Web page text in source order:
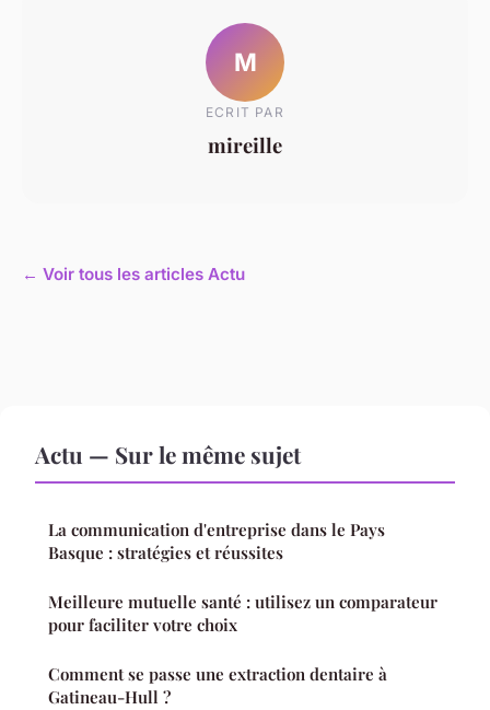
M
ECRIT PAR
mireille
← Voir tous les articles Actu
Actu — Sur le même sujet
La communication d'entreprise dans le Pays
Basque : stratégies et réussites
Meilleure mutuelle santé : utilisez un comparateur
pour faciliter votre choix
Comment se passe une extraction dentaire à
Gatineau-Hull ?